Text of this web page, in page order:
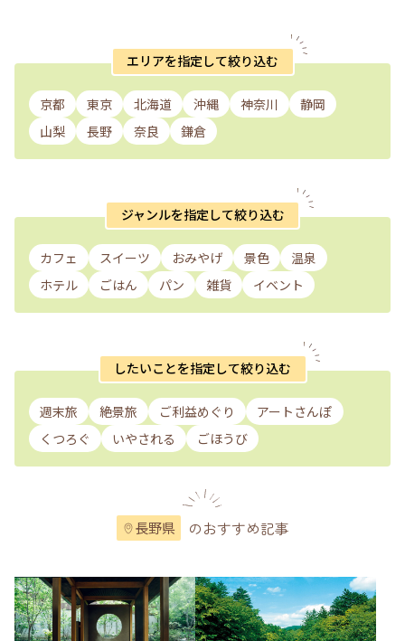
エリアを指定して絞り込む
京都 東京 北海道 沖縄 神奈川
静岡
山梨
長野 奈良 鎌倉
ジャンルを指定して絞り込む
カフェ スイーツ おみやげ 景色
温泉
ホテル
ごはん パン 雑貨 イベント
したいことを指定して絞り込む
週末旅 絶景旅 ご利益めぐり
アートさんぽ
くつろぐ
いやされる ごほうび
長野県 のおすすめ記事